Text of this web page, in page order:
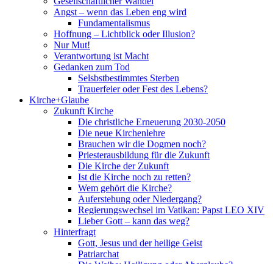
Angst – wenn das Leben eng wird
Fundamentalismus
Hoffnung – Lichtblick oder Illusion?
Nur Mut!
Verantwortung ist Macht
Gedanken zum Tod
Selsbstbestimmtes Sterben
Trauerfeier oder Fest des Lebens?
Kirche+Glaube
Zukunft Kirche
Die christliche Erneuerung 2030-2050
Die neue Kirchenlehre
Brauchen wir die Dogmen noch?
Priesterausbildung für die Zukunft
Die Kirche der Zukunft
Ist die Kirche noch zu retten?
Wem gehört die Kirche?
Auferstehung oder Niedergang?
Regierungswechsel im Vatikan: Papst LEO XIV
Lieber Gott – kann das weg?
Hinterfragt
Gott, Jesus und der heilige Geist
Patriarchat